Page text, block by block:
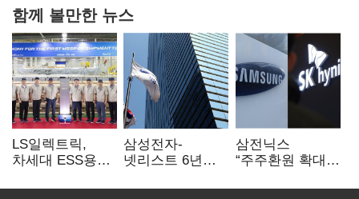
함께 볼만한 뉴스
LS일렉트릭,
차세대 ESS용
출하
삼성전자-
넷리스트 6년
기술 협력 확대
삼전닉스
“주주환원 확대
로이터에 성명